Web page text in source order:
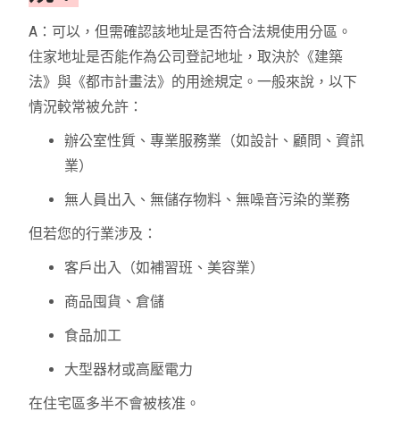
A：可以，但需確認該地址是否符合法規使用分區。
住家地址是否能作為公司登記地址，取決於《建築
法》與《都市計畫法》的用途規定。一般來說，以下
情況較常被允許：
辦公室性質、專業服務業（如設計、顧問、資訊
業）
無人員出入、無儲存物料、無噪音污染的業務
但若您的行業涉及：
客戶出入（如補習班、美容業）
商品囤貨、倉儲
食品加工
大型器材或高壓電力
在住宅區多半不會被核准。